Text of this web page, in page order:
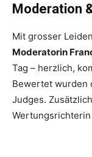
Moderation
Mit grosser
Moderatorin
Tag – herzlich,
Bewertet wurden
Judges.